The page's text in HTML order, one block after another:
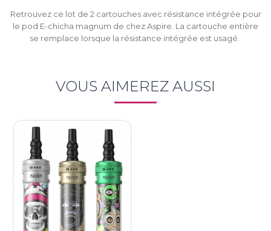
Retrouvez ce lot de 2 cartouches avec résistance intégrée pour
le pod E-chicha magnum de chez Aspire. La cartouche entière
se remplace lorsque la résistance intégrée est usagé.
VOUS AIMEREZ AUSSI